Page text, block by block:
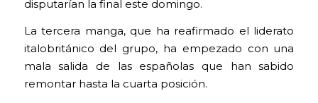
disputarían la final este domingo.
La tercera manga, que ha reafirmado el liderato
italobritánico del grupo, ha empezado con una
mala salida de las españolas que han sabido
remontar hasta la cuarta posición.